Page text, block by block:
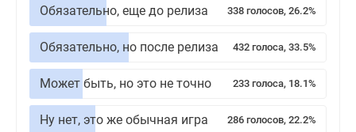
Обязательно, еще до релиза 338 голосов, 26.2%
Обязательно, но после релиза 432 голоса, 33.5%
Может быть, но это не точно 233 голоса, 18.1%
Ну нет, это же обычная игра 286 голосов, 22.2%